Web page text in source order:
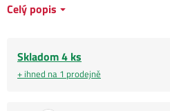
Celý popis
Skladom 4 ks
+ ihned na 1 prodejně